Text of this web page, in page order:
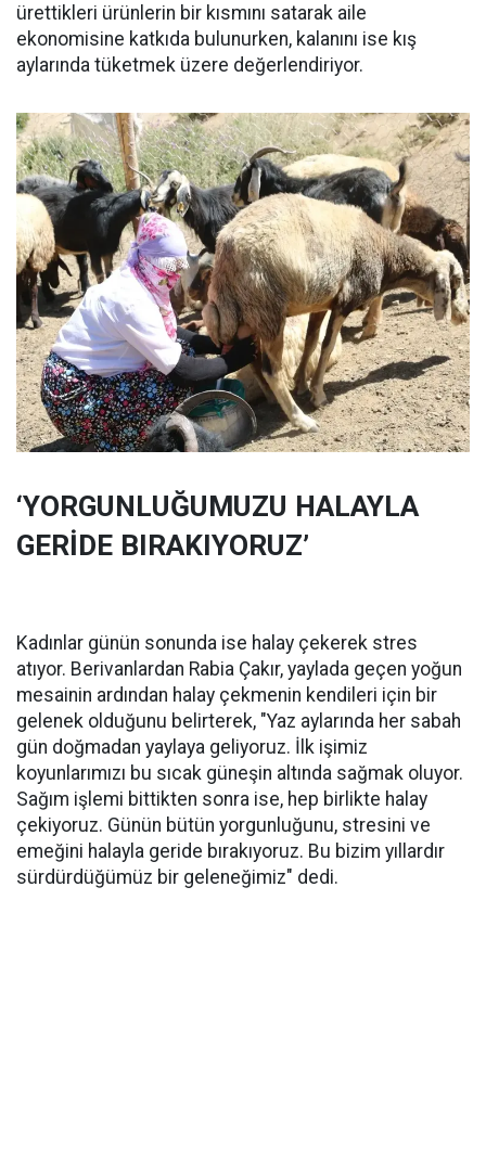
ürettikleri ürünlerin bir kısmını satarak aile
ekonomisine katkıda bulunurken, kalanını ise kış
aylarında tüketmek üzere değerlendiriyor.
‘YORGUNLUĞUMUZU HALAYLA
GERİDE BIRAKIYORUZ’
Kadınlar günün sonunda ise halay çekerek stres
atıyor. Berivanlardan Rabia Çakır, yaylada geçen yoğun
mesainin ardından halay çekmenin kendileri için bir
gelenek olduğunu belirterek, "Yaz aylarında her sabah
gün doğmadan yaylaya geliyoruz. İlk işimiz
koyunlarımızı bu sıcak güneşin altında sağmak oluyor.
Sağım işlemi bittikten sonra ise, hep birlikte halay
çekiyoruz. Günün bütün yorgunluğunu, stresini ve
emeğini halayla geride bırakıyoruz. Bu bizim yıllardır
sürdürdüğümüz bir geleneğimiz" dedi.